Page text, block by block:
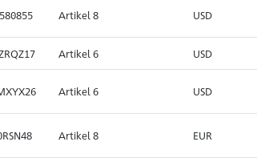
Artikel 8 USD
Artikel 6 USD
Artikel 6 USD
Artikel 8 EUR